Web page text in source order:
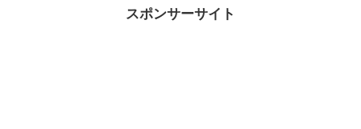
スポンサーサイト